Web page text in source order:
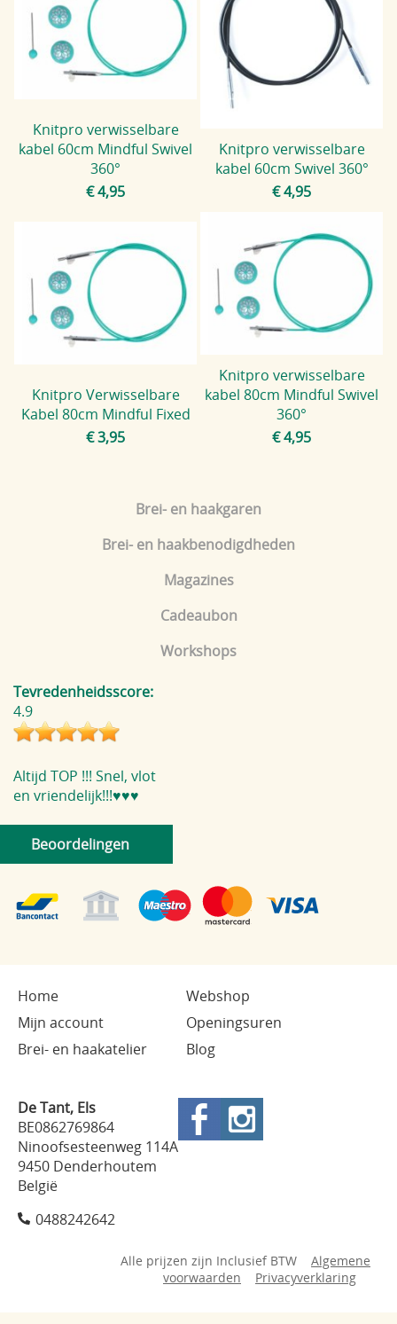
Brei- en haakgaren
Brei- en haakbenodigdheden
Magazines
Cadeaubon
Workshops
Tevredenheidsscore:
4.9
Altijd TOP !!! Snel, vlot
en vriendelijk!!!♥️♥️♥️
Beoordelingen
Knitpro verwisselbare
kabel 60cm Mindful Swivel
360°
€ 4,95
Knitpro verwisselbare
kabel 60cm Swivel 360°
€ 4,95
Knitpro Verwisselbare
Kabel 80cm Mindful Fixed
€ 3,95
Knitpro verwisselbare
kabel 80cm Mindful Swivel
360°
€ 4,95
Home
Webshop
Mijn account
Openingsuren
Brei- en haakatelier
Blog
De Tant, Els
BE0862769864
Ninoofsesteenweg 114A
9450 Denderhoutem
België
0488242642
Alle prijzen zijn Inclusief BTW
Algemene
voorwaarden
Privacyverklaring